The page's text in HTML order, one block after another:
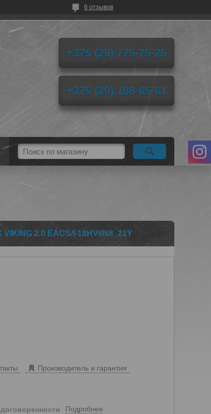
6 отзывов
+375 (29) 775-75-25
+375 (29) 188-65-61
2.0 EACS/I-18HVI/N8_21Y
Производитель и гарантия
Подробнее